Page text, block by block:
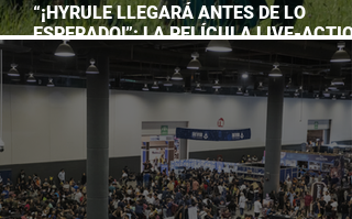
“¡HYRULE LLEGARÁ ANTES DE LO
ESPERADO!”: LA PELÍCULA LIVE-
DE THE LEGEND OF ZELDA ADELANTA
ESTRENO